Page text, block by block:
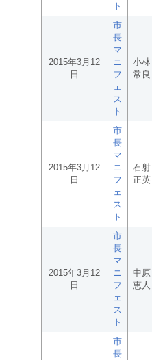
ト
2015年3月12
日
市
長
マ
ニ
フ
ェ
ス
ト
小林
常良
2015年3月12
日
市
長
マ
ニ
フ
ェ
ス
ト
石射
正英
2015年3月12
日
市
長
マ
ニ
フ
ェ
ス
ト
中原
恵人
市
長